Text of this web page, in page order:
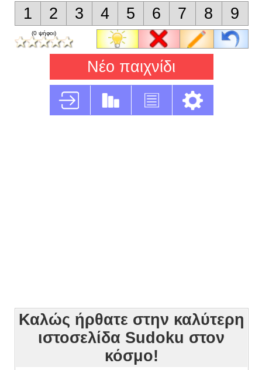
1 2 3 4 5 6 7 8 9
(0 ψήφοι)
Νέο παιχνίδι
Καλώς ήρθατε στην καλύτερη
ιστοσελίδα Sudoku στον
κόσμο!